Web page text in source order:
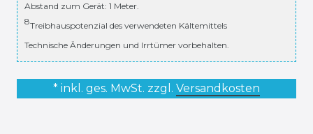
Abstand zum Gerät: 1 Meter.
8Treibhauspotenzial des verwendeten Kältemittels
Technische Änderungen und Irrtümer vorbehalten.
* inkl. ges. MwSt. zzgl. Versandkosten